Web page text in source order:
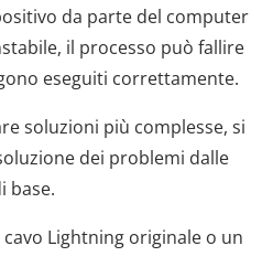
da parte del computer
il processo può fallire
eseguiti correttamente.
soluzioni più complesse, si
dei problemi dalle
base.
Lightning originale o un